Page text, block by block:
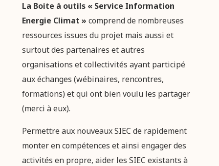
La Boite à outils « Service Information
Energie Climat » comprend de nombreuses
ressources issues du projet mais aussi et
surtout des partenaires et autres
organisations et collectivités ayant participé
aux échanges (wébinaires, rencontres,
formations) et qui ont bien voulu les partager
(merci à eux).
Permettre aux nouveaux SIEC de rapidement
monter en compétences et ainsi engager des
activités en propre, aider les SIEC existants à